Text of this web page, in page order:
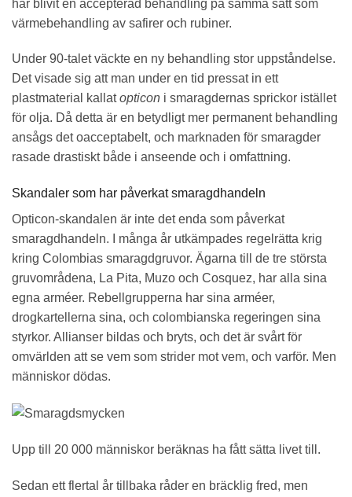
har blivit en accepterad behandling på samma sätt som
värmebehandling av safirer och rubiner.
Under 90-talet väckte en ny behandling stor uppståndelse.
Det visade sig att man under en tid pressat in ett
plastmaterial kallatopticon i smaragdernas sprickor istället
för olja. Då detta är en betydligt mer permanent behandling
ansågs det oacceptabelt, och marknaden för smaragder
rasade drastiskt både i anseende och i omfattning.
Skandaler som har påverkat smaragdhandeln
Opticon-skandalen är inte det enda som påverkat
smaragdhandeln. I många år utkämpades regelrätta krig
kring Colombias smaragdgruvor. Ägarna till de tre största
gruvområdena, La Pita, Muzo och Cosquez, har alla sina
egna arméer. Rebellgrupperna har sina arméer,
drogkartellerna sina, och colombianska regeringen sina
styrkor. Allianser bildas och bryts, och det är svårt för
omvärlden att se vem som strider mot vem, och varför. Men
människor dödas.
Upp till 20 000 människor beräknas ha fått sätta livet till.
Sedan ett flertal år tillbaka råder en bräcklig fred, men